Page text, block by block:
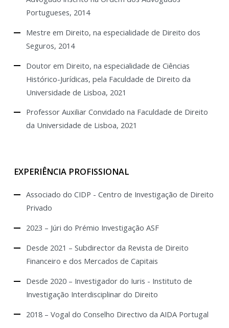
Portugueses, 2014
Mestre em Direito, na especialidade de Direito dos
Seguros, 2014
Doutor em Direito, na especialidade de Ciências
Histórico-Jurídicas, pela Faculdade de Direito da
Universidade de Lisboa, 2021
Professor Auxiliar Convidado na Faculdade de Direito
da Universidade de Lisboa, 2021
EXPERIÊNCIA PROFISSIONAL
Associado do CIDP - Centro de Investigação de Direito
Privado
2023 – Júri do Prémio Investigação ASF
Desde 2021 – Subdirector da Revista de Direito
Financeiro e dos Mercados de Capitais
Desde 2020 – Investigador do Iuris - Instituto de
Investigação Interdisciplinar do Direito
2018 – Vogal do Conselho Directivo da AIDA Portugal